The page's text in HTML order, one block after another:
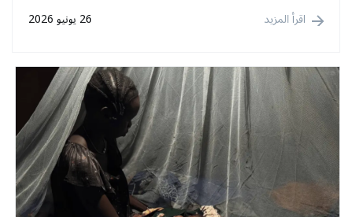
26 يونيو 2026 اقرأ المزيد